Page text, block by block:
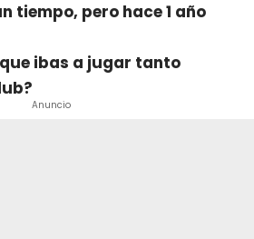
tiempo, pero hace 1 año
ibas a jugar tanto
Anuncio